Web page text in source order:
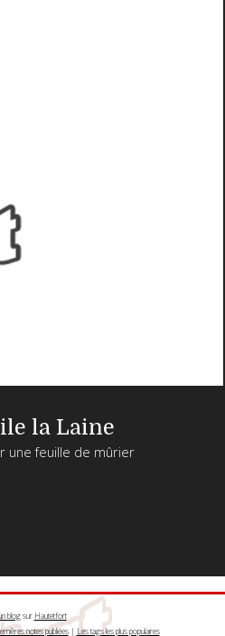
la Laine
une feuille de mûrier
blogsur Hautetfort
notes publiées| Les tags les plus populaires